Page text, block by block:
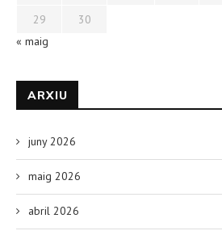
29
30
« maig
ARXIU
juny 2026
maig 2026
abril 2026